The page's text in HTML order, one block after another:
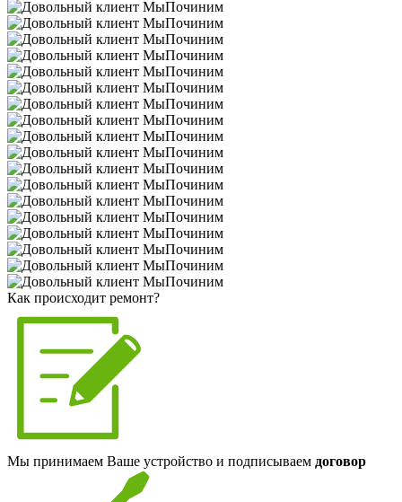
Как происходит ремонт?
Мы принимаем Ваше устройство и подписываем договор